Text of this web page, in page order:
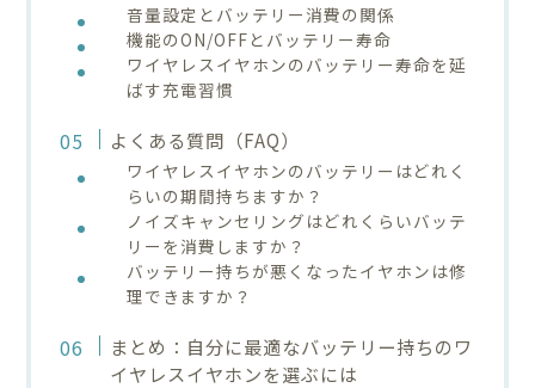
音量設定とバッテリー消費の関係
機能のON/OFFとバッテリー寿命
ワイヤレスイヤホンのバッテリー寿命を延
ばす充電習慣
よくある質問（FAQ）
ワイヤレスイヤホンのバッテリーはどれく
らいの期間持ちますか？
ノイズキャンセリングはどれくらいバッテ
リーを消費しますか？
バッテリー持ちが悪くなったイヤホンは修
理できますか？
まとめ：自分に最適なバッテリー持ちのワ
イヤレスイヤホンを選ぶには